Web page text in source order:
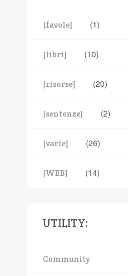
[favole] (1)
[libri] (10)
[risorse] (20)
[sentenze] (2)
[varie] (26)
[WEB] (14)
UTILITY:
Community